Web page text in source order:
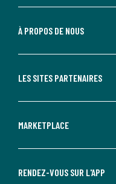
À PROPOS DE NOUS
LES SITES PARTENAIRES
MARKETPLACE
RENDEZ-VOUS SUR L'APP